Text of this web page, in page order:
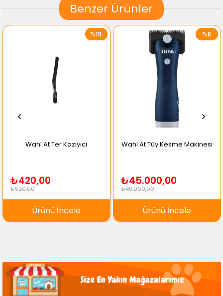
Benzer Ürünler
Wahl At Ter Kazıyıcı
₺420,00
₺520,00
Ürünü İncele
%19
Wahl At Tüy Kesme Makinesi
₺45.000,00
₺49.000,00
Ürünü İncele
%8